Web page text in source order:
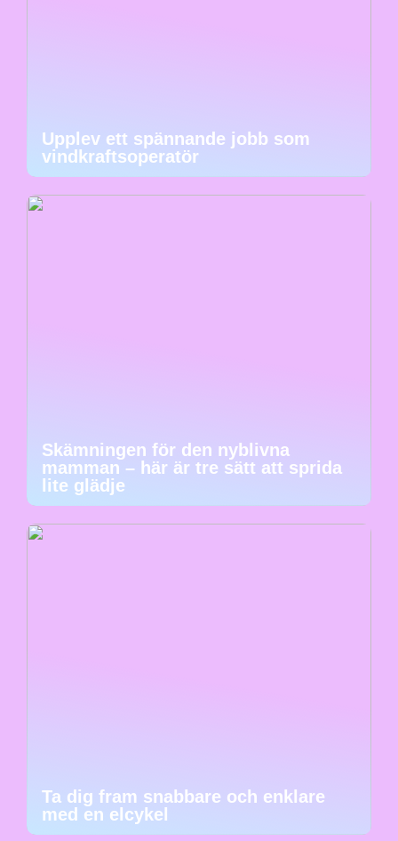
Upplev ett spännande jobb som
vindkraftsoperatör
Skämningen för den nyblivna
mamman – här är tre sätt att sprida
lite glädje
Ta dig fram snabbare och enklare
med en elcykel